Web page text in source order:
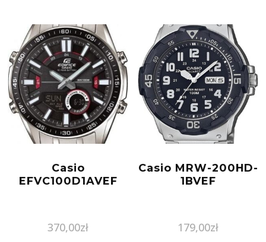
Casio
EFVC100D1AVEF
370,00zł
Casio MRW-200HD-
1BVEF
179,00zł